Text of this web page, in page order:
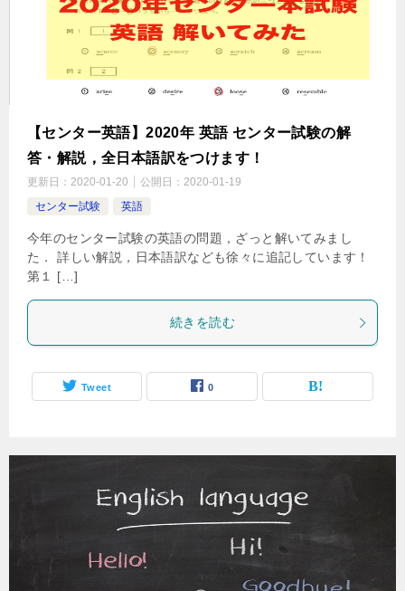
【センター英語】2020年 英語 センター試験の解
答・解説，全日本語訳をつけます！
更新日： 2020-01-20 公開日： 2020-01-19
センター試験
英語
今年のセンター試験の英語の問題，ざっと解いてみまし
た． 詳しい解説，日本語訳なども徐々に追記しています！
第１ […]
続きを読む
Tweet 0